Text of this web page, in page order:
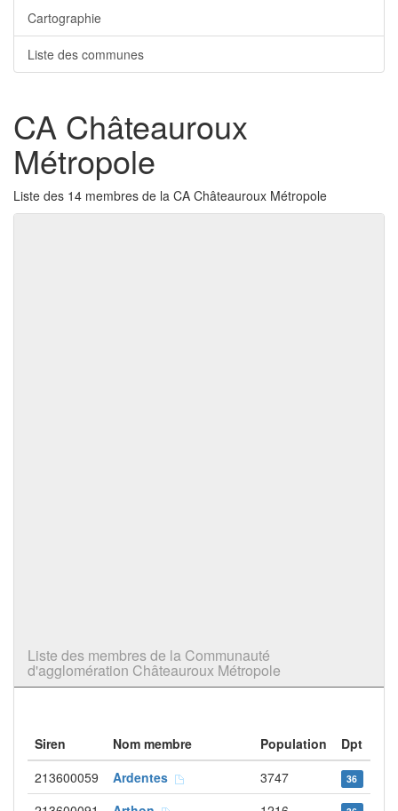
Cartographie
Liste des communes
CA Châteauroux
Métropole
Liste des 14 membres de la CA Châteauroux Métropole
Liste des membres de la Communauté
d'agglomération Châteauroux Métropole
Siren Nom membre Population
Dpt
213600059
Ardentes 3747 36